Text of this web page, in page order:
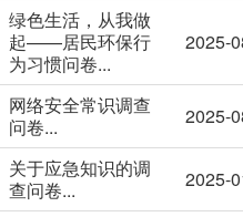
绿色生活，从我做
起——居民环保行
为习惯问卷...
2025-
网络安全常识调查
问卷...
2025-
关于应急知识的调
查问卷...
2025-